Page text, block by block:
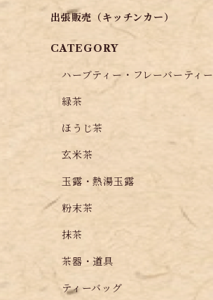
出張販売（キッチンカー）
CATEGORY
ハーブティー・フレーバーティー
緑茶
ほうじ茶
玄米茶
玉露・熱湯玉露
粉末茶
抹茶
茶器・道具
ティーバッグ